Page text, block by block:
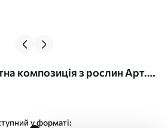
композиція з рослин Арт.
у форматі: